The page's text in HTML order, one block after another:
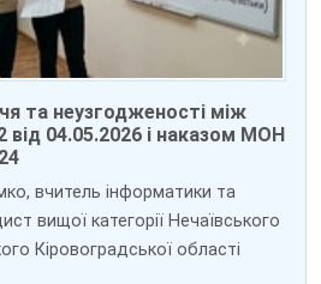
та неузгодженості між
04.05.2026 і наказом МОН
вчитель інформатики та
вищої категорії Нечаївського
Кіровоградської області